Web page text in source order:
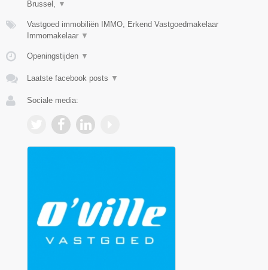
Brussel, ▼
Vastgoed immobiliën IMMO, Erkend Vastgoedmakelaar
Immomakelaar ▼
Openingstijden ▼
Laatste facebook posts ▼
Sociale media: